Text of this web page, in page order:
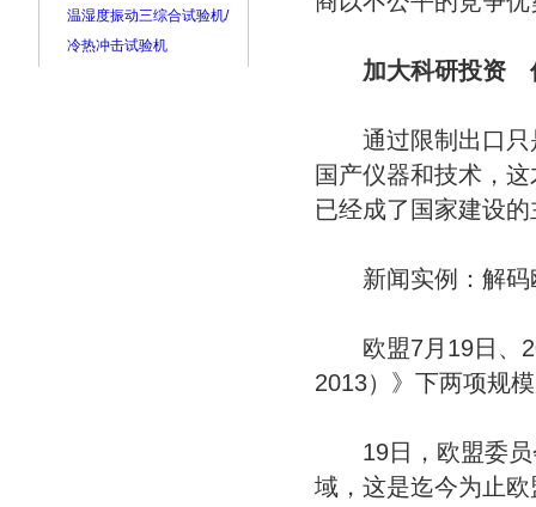
温湿度振动三综合试验机/
冷热冲击试验机
加大科研投资
通过限制出口只
国产仪器和技术，
已经成了国家建设
新闻实例：解码
欧盟7月19日、20
2013）》下两项规
19日，欧盟委员
域，这是迄今为止